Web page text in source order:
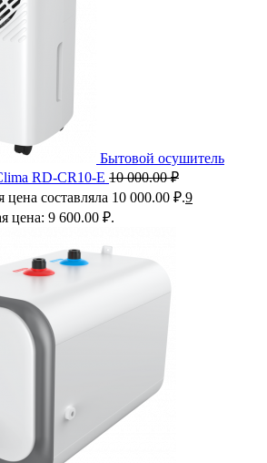
Бытовой осушитель
RD-CR10-E 10 000.00₽
цена составляла 10 000.00 ₽.9
цена: 9 600.00 ₽.